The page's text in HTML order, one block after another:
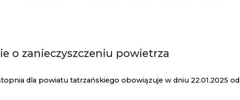
o zanieczyszczeniu powietrza
dla powiatu tatrzańskiego obowiązuje w dniu 22.01.2025